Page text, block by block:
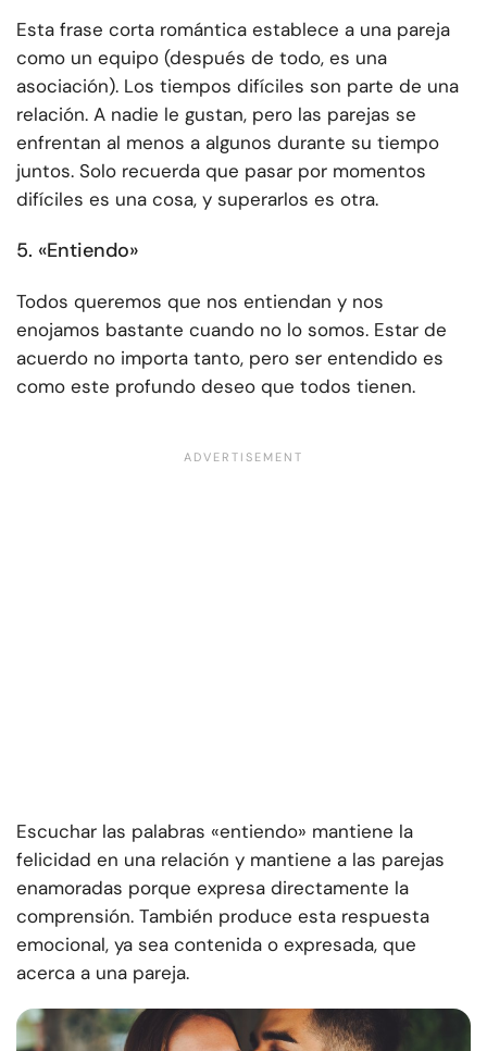
Esta frase corta romántica establece a una pareja
como un equipo (después de todo, es una
asociación). Los tiempos difíciles son parte de una
relación. A nadie le gustan, pero las parejas se
enfrentan al menos a algunos durante su tiempo
juntos. Solo recuerda que pasar por momentos
difíciles es una cosa, y superarlos es otra.
5. «Entiendo»
Todos queremos que nos entiendan y nos
enojamos bastante cuando no lo somos. Estar de
acuerdo no importa tanto, pero ser entendido es
como este profundo deseo que todos tienen.
Escuchar las palabras «entiendo» mantiene la
felicidad en una relación y mantiene a las parejas
enamoradas porque expresa directamente la
comprensión. También produce esta respuesta
emocional, ya sea contenida o expresada, que
acerca a una pareja.